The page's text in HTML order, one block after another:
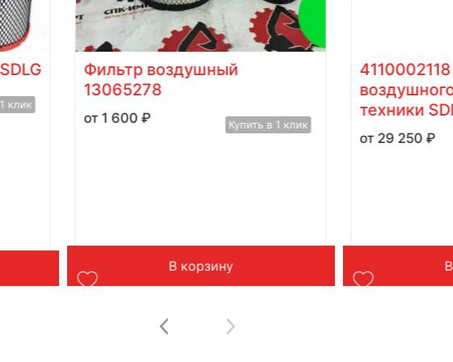
клик
Фильтр воздушный
13065278
1 600 ₽ Купить в 1 клик
В корзину
техники
29 250 ₽